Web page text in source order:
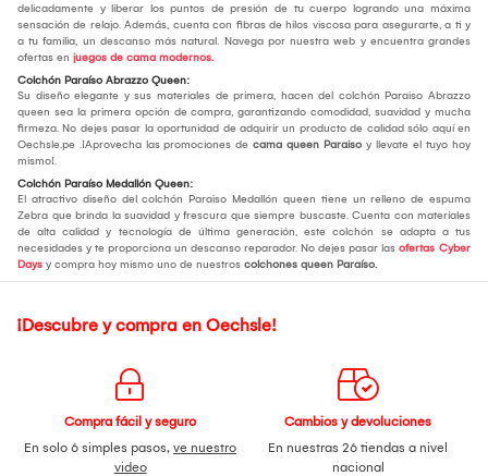
delicadamente y liberar los puntos de presión de tu cuerpo logrando una máxima
sensación de relajo. Además, cuenta con fibras de hilos viscosa para asegurarte, a ti y
a tu familia, un descanso más natural. Navega por nuestra web y encuentra grandes
ofertas en juegos de cama modernos.
Colchón Paraíso Abrazzo Queen:
Su diseño elegante y sus materiales de primera, hacen del colchón Paraiso Abrazzo
queen sea la primera opción de compra, garantizando comodidad, suavidad y mucha
firmeza. No dejes pasar la oportunidad de adquirir un producto de calidad sólo aquí en
Oechsle.pe .¡Aprovecha las promociones de cama queen Paraiso y llevate el tuyo hoy
mismo!.
Colchón Paraíso Medallón Queen:
El atractivo diseño del colchón Paraiso Medallón queen tiene un relleno de espuma
Zebra que brinda la suavidad y frescura que siempre buscaste. Cuenta con materiales
de alta calidad y tecnología de última generación, este colchón se adapta a tus
necesidades y te proporciona un descanso reparador. No dejes pasar las ofertas Cyber
Days y compra hoy mismo uno de nuestros colchones queen Paraíso.
¡Descubre y compra en Oechsle!
Compra fácil y seguro
En solo 6 simples pasos, ve nuestro
video
Cambios y devoluciones
En nuestras 26 tiendas a nivel
nacional